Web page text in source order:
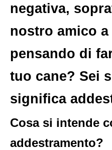
negativa,
nostro amico a
pensando di
tuo cane? Sei
significa
Cosa si intende
addestramento?